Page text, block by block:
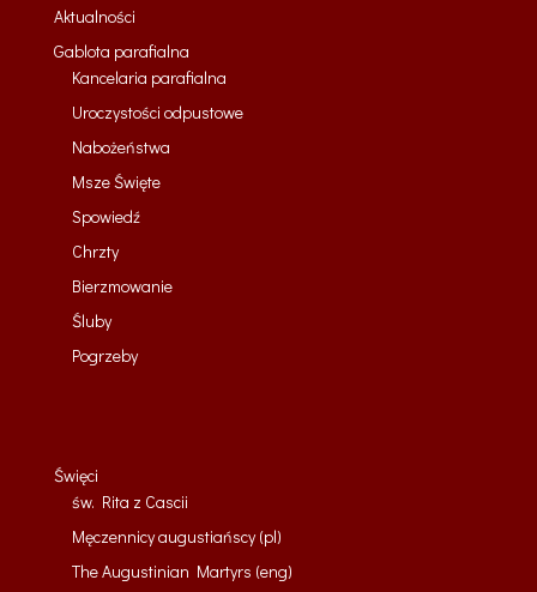
Aktualności
Gablota parafialna
Kancelaria parafialna
Uroczystości odpustowe
Nabożeństwa
Msze Święte
Spowiedź
Chrzty
Bierzmowanie
Śluby
Pogrzeby
Święci
św. Rita z Cascii
Męczennicy augustiańscy (pl)
The Augustinian Martyrs (eng)